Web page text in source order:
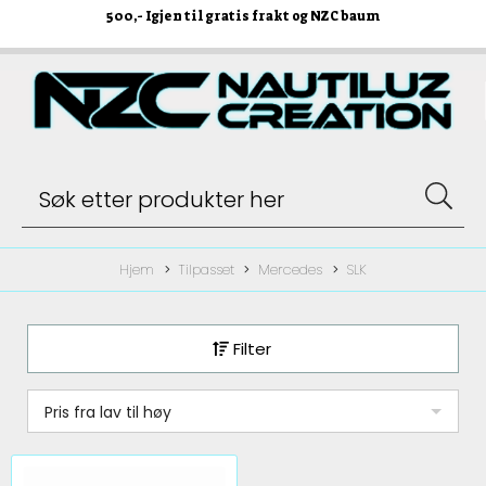
500,- Igjen til gratis frakt og NZC baum
Hjem Tilpasset Mercedes SLK
Filter
Pris fra lav til høy